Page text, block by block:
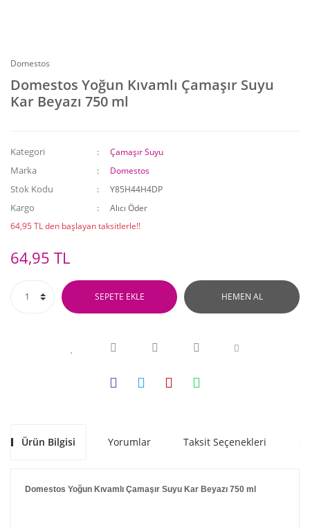
Domestos
Domestos Yoğun Kıvamlı Çamaşır Suyu
Kar Beyazı 750 ml
Kategori Çamaşır Suyu
Marka Domestos
Stok Kodu Y85H44H4DP
Kargo
Alıcı Öder
64,95 TL den başlayan taksitlerle!!
64,95 TL
SEPETE EKLE HEMEN AL
Ürün Bilgisi Yorumlar Taksit Seçenekleri
Domestos Yoğun Kıvamlı Çamaşır Suyu Kar Beyazı 750 ml